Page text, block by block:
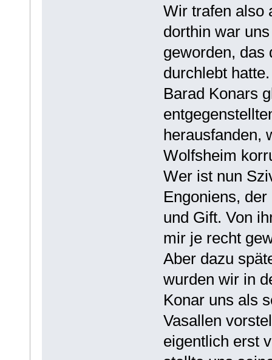
Wir trafen also
dorthin war
geworden, das
durchlebt
Barad Konars
herausfanden,
Wolfsheim
Wer ist nun
Engoniens,
und Gift. Von
mir je recht
Aber dazu
wurden wir in
Konar uns als
Vasallen
eigentlich erst